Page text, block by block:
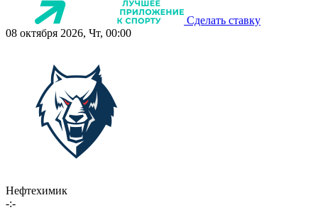
Сделать ставку
08 октября 2026, Чт, 00:00
Нефтехимик
-:-